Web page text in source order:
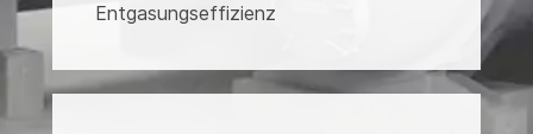
Entgasungseffizienz